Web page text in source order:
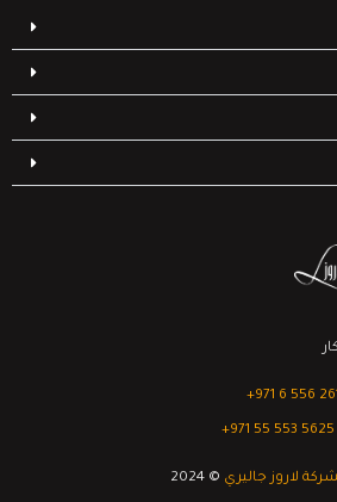
‎+971 6 556
‎+971 55 553 5625
لاروز جاليري © 2024